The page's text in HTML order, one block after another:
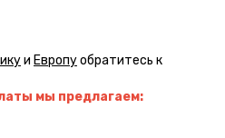
и Европуобратитесь к
мы предлагаем: